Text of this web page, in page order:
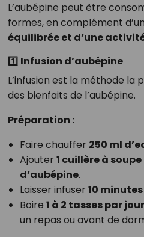
L’aubépine peut être
formes, en complément
équilibrée et d’une
1️⃣ Infusion d’aubépine
L’infusion est la méthode la
des bienfaits de l’aubépine.
Préparation :
Faire chauffer 250 ml
Ajouter 1 cuillère à
d’aubépine.
Laisser infuser 10 minutes
Boire 1 à 2 tasses par jour
un repas ou avant de